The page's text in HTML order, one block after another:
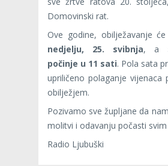
Domovinski rat.
Ove godine, obilježavanje
nedjelju, 25. svibnja, a
počinje u 11 sati. Pola sata
upriličeno polaganje vijenaca
obilježjem.
Pozivamo sve župljane da
molitvi i odavanju počasti
Radio Ljubuški